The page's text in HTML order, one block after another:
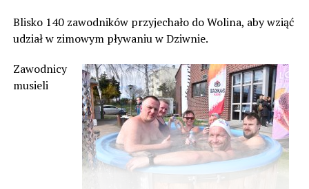
Blisko 140 zawodników przyjechało do Wolina, aby wziąć
udział w zimowym pływaniu w Dziwnie.
Zawodnicy
musieli